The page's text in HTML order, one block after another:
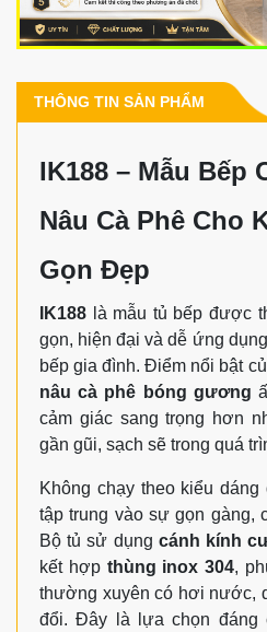
THÔNG TIN SẢN PHẨM
IK188 – Mẫu Bếp
Nâu Cà Phê Cho
Gọn Đẹp
IK188 là mẫu tủ bếp được
gọn, hiện đại và dễ ứng
bếp gia đình. Điểm nổi bật
nâu cà phê bóng gương
cảm giác sang trọng hơn
gần gũi, sạch sẽ trong quá
Không chạy theo kiểu
tập trung vào sự gọn gàng,
Bộ tủ sử dụng cánh kính
kết hợp thùng inox 304,
thường xuyên có hơi nước,
đổi. Đây là lựa chọn đáng